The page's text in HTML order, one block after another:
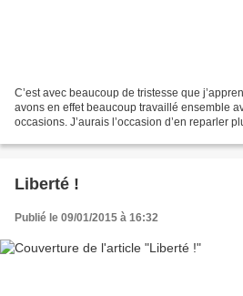
C’est avec beaucoup de tristesse que
avons en effet beaucoup travaillé ensemble
occasions. J’aurais l’occasion d’en reparler
Liberté !
Publié le 09/01/2015 à 16:32